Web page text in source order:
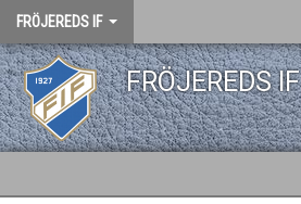
FRÖJEREDS IF
FRÖJEREDS IF